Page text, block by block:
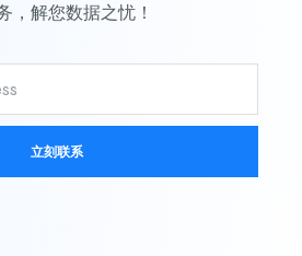
，解您数据之忧！
立刻联系